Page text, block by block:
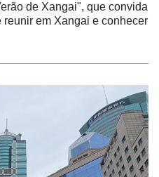
de Xangai", que convida
em Xangai e conhecer